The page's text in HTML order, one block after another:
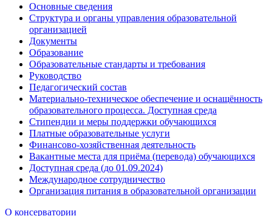
Основные сведения
Структура и органы управления образовательной
организацией
Документы
Образование
Образовательные стандарты и требования
Руководство
Педагогический состав
Материально-техническое обеспечение и оснащённость
образовательного процесса. Доступная среда
Стипендии и меры поддержки обучающихся
Платные образовательные услуги
Финансово-хозяйственная деятельность
Вакантные места для приёма (перевода) обучающихся
Доступная среда (до 01.09.2024)
Международное сотрудничество
Организация питания в образовательной организации
О консерватории